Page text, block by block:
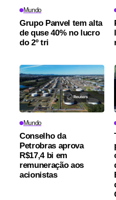
Mundo
Grupo Panvel tem alta
de quse 40% no lucro
do 2º tri
Mundo
Conselho da
Petrobras aprova
R$17,4 bi em
remuneração aos
acionistas